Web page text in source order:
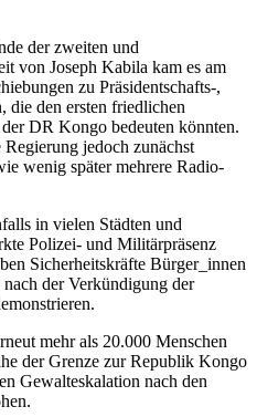
der zweiten und
von Joseph Kabila kam es am
zu Präsidentschafts-,
die den ersten friedlichen
DR Kongo bedeuten könnten.
Regierung jedoch zunächst
wenig später mehrere Radio-
in vielen Städten und
Polizei- und Militärpräsenz
Sicherheitskräfte Bürger_innen
der Verkündigung der
mehr als 20.000 Menschen
der Grenze zur Republik Kongo
Gewalteskalation nach den